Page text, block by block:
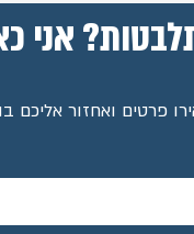
אני
פרטים ואחזור אליכם